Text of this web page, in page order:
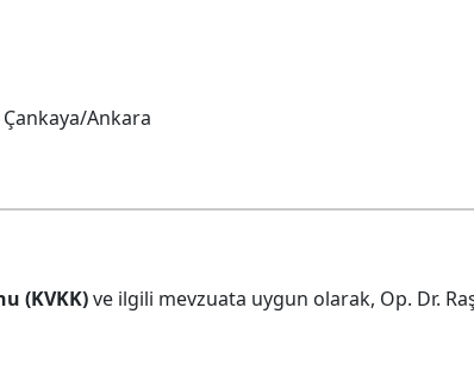
Çankaya/Ankara
(KVKK)ve ilgili mevzuata uygun olarak, Op. Dr.